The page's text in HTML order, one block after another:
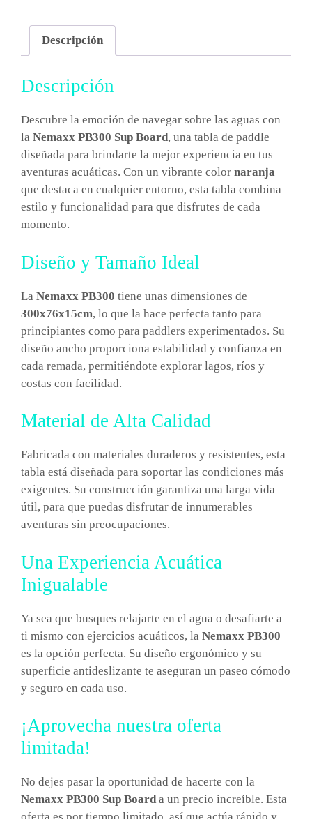
Descripción
Descripción
Descubre la emoción de navegar sobre las aguas con
la Nemaxx PB300 Sup Board, una tabla de paddle
diseñada para brindarte la mejor experiencia en tus
aventuras acuáticas. Con un vibrante color naranja
que destaca en cualquier entorno, esta tabla combina
estilo y funcionalidad para que disfrutes de cada
momento.
Diseño y Tamaño Ideal
La Nemaxx PB300 tiene unas dimensiones de
300x76x15cm, lo que la hace perfecta tanto para
principiantes como para paddlers experimentados. Su
diseño ancho proporciona estabilidad y confianza en
cada remada, permitiéndote explorar lagos, ríos y
costas con facilidad.
Material de Alta Calidad
Fabricada con materiales duraderos y resistentes, esta
tabla está diseñada para soportar las condiciones más
exigentes. Su construcción garantiza una larga vida
útil, para que puedas disfrutar de innumerables
aventuras sin preocupaciones.
Una Experiencia Acuática
Inigualable
Ya sea que busques relajarte en el agua o desafiarte a
ti mismo con ejercicios acuáticos, la Nemaxx PB300
es la opción perfecta. Su diseño ergonómico y su
superficie antideslizante te aseguran un paseo cómodo
y seguro en cada uso.
¡Aprovecha nuestra oferta
limitada!
No dejes pasar la oportunidad de hacerte con la
Nemaxx PB300 Sup Boarda un precio increíble. Esta